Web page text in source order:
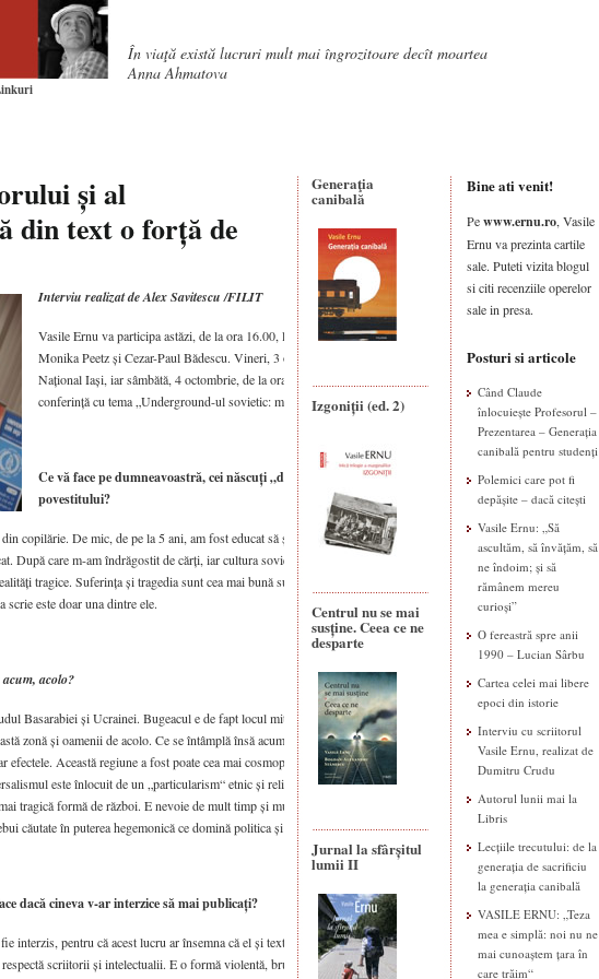
În viaţă există lucruri mult mai îngrozitoare decît moartea
Anna Ahmatova
și al
din text o forță de
Interviu realizat de Alex Savitescu /FILIT
Vasile Ernu va participa astăzi, de la ora 16.00, la Casa FILIT, la evenimentul „Scriitori în centru“, alături de
Monika Peetz și Cezar-Paul Bădescu. Vineri, 3 octombrie, de la ora 11.00, se va întâlni cu elevii Colegiului
Național Iași, iar sâmbătă, 4 octombrie, de la ora 13.00, va susține, la Universitatea „Petre Andrei“, o
conferință cu tema „Underground-ul sovietic: muzica alternativă în perioada 1945-1991“.
Ce vă face pe dumneavoastră, cei născuți „dincolo“, să căpătați, de la venirea pe lume, harul
povestitului?
copilărie. De mic, de pe la 5 ani, am fost educat să știu cum să lucrez cu un text, cum să-l citesc și să-l comentez.
După care m-am îndrăgostit de cărți, iar cultura sovietică era axată și ea, ca și cultura religioasă, pe text, pe
tragice. Suferința și tragedia sunt cea mai bună sursă pentru poveste. Dar scriitor am ajuns din întâmplare și
scrie este doar una dintre ele.
acolo?
Basarabiei și Ucrainei. Bugeacul e de fapt locul mitic în care mi-am trăit copilăria, care cumva este o extensie, o
zonă și oamenii de acolo. Ce se întâmplă însă acum acolo este foarte trist și tragic. Acest proces de degradare a
Această regiune a fost poate cea mai cosmopolită din URSS, cu un amestec etnic și religios fantastic. Din
este înlocuit de un „particularism“ etnic și religios vulgar și tot mai agresiv, care vine din toate direcțiile.
tragică formă de război. E nevoie de mult timp și mult efort pentru a depăși această stare de coflict tragic.
căutate în puterea hegemonică ce domină politica și economia globală din ultimii 40 de ani.
dacă cineva v-ar interzice să mai publicați?
interzis, pentru că acest lucru ar însemna că el și textele lui contează. O Putere care-și interzice scriitorii, care și-i
scriitorii și intelectualii. E o formă violentă, brută și vulgară de a le spune că îi respectă. E un respect care
Generaţia
canibală
Izgoniții (ed. 2)
Centrul nu se mai
susține. Ceea ce ne
desparte
Jurnal la sfârșitul
lumii II
Bine ati venit!
Pewww.ernu.ro, Vasile
Ernu va prezinta cartile
sale. Puteti vizita blogul
si citi recenziile operelor
sale in presa.
Posturi si articole
Când Claude
înlocuiește Profesorul –
Prezentarea – Generația
canibală pentru studenți
Polemici care pot fi
depășite – dacă citești
Vasile Ernu: „Să
ascultăm, să învățăm, să
ne îndoim; și să
rămânem mereu
curioși”
O fereastră spre anii
1990 – Lucian Sârbu
Cartea celei mai libere
epoci din istorie
Interviu cu scriitorul
Vasile Ernu, realizat de
Dumitru Crudu
Autorul lunii mai la
Libris
Lecțiile trecutului: de la
generația de sacrificiu
la generația canibală
VASILE ERNU: „Teza
mea e simplă: noi nu ne
mai cunoaștem țara în
care trăim“